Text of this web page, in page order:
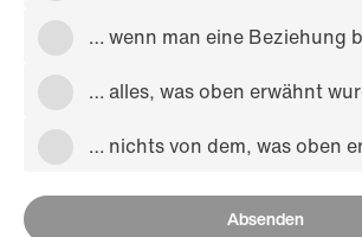
… wenn man eine Beziehung
… alles, was oben erwähnt
… nichts von dem, was oben
Absenden